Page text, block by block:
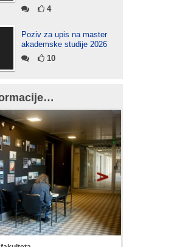
4
Poziv za upis na master
akademske studije 2026
10